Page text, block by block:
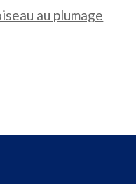
au plumage